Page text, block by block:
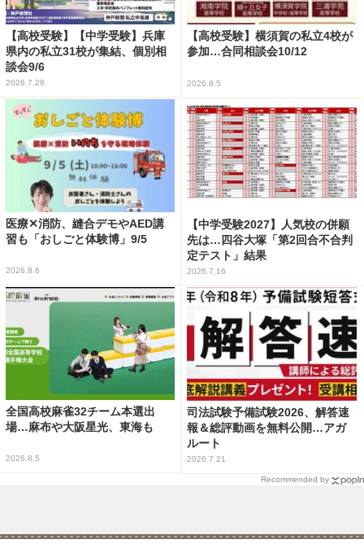
【高校受験】【中学受験】兵庫
県内の私立31校が集結、個別相
談会9/6
2026.7.28
【高校受験】横須賀の私立4校が
参加…合同相談会10/12
2026.8.5
医療✕消防、縫合デモやAED講
習も「おしごと体験博」9/5
2026.8.6
【中学受験2027】人気校の併願
先は…四谷大塚「第2回合不合判
定テスト」結果
2026.7.16
全国高校麻雀32チーム本選出
場…麻布や大阪星光、東海も
2026.8.5
司法試験予備試験2026、解答速
報＆総評動画を無料公開…アガ
ルート
2026.7.21
Recommended by